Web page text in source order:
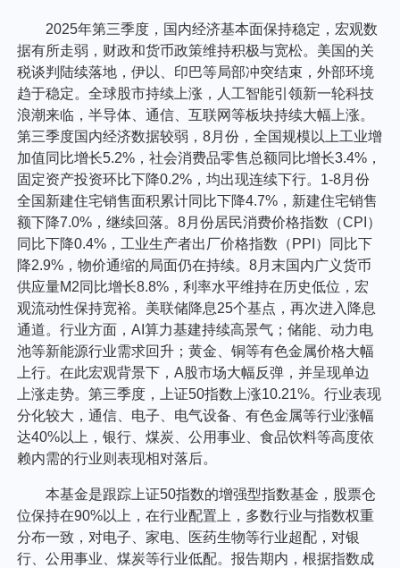
2025年第三季度，国内经济基本面保持稳定，宏观数
据有所走弱，财政和货币政策维持积极与宽松。美国的关
税谈判陆续落地，伊以、印巴等局部冲突结束，外部环境
趋于稳定。全球股市持续上涨，人工智能引领新一轮科技
浪潮来临，半导体、通信、互联网等板块持续大幅上涨。
第三季度国内经济数据较弱，8月份，全国规模以上工业增
加值同比增长5.2%，社会消费品零售总额同比增长3.4%，
固定资产投资环比下降0.2%，均出现连续下行。1-8月份
全国新建住宅销售面积累计同比下降4.7%，新建住宅销售
额下降7.0%，继续回落。8月份居民消费价格指数（CPI）
同比下降0.4%，工业生产者出厂价格指数（PPI）同比下
降2.9%，物价通缩的局面仍在持续。8月末国内广义货币
供应量M2同比增长8.8%，利率水平维持在历史低位，宏
观流动性保持宽裕。美联储降息25个基点，再次进入降息
通道。行业方面，AI算力基建持续高景气；储能、动力电
池等新能源行业需求回升；黄金、铜等有色金属价格大幅
上行。在此宏观背景下，A股市场大幅反弹，并呈现单边
上涨走势。第三季度，上证50指数上涨10.21%。行业表现
分化较大，通信、电子、电气设备、有色金属等行业涨幅
达40%以上，银行、煤炭、公用事业、食品饮料等高度依
赖内需的行业则表现相对落后。
本基金是跟踪上证50指数的增强型指数基金，股票仓
位保持在90%以上，在行业配置上，多数行业与指数权重
分布一致，对电子、家电、医药生物等行业超配，对银
行、公用事业、煤炭等行业低配。报告期内，根据指数成